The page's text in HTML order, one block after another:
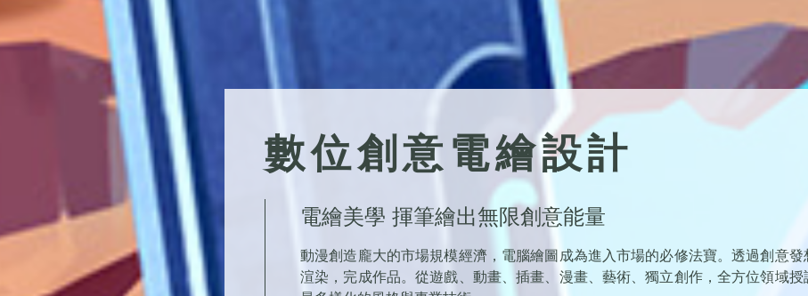
數位創意電繪設計
電繪美學 揮筆繪出無限創意能量
動漫創造龐大的市場規模經濟，電腦繪圖成為進入市場的必修法寶。透過創意
渲染，完成作品。從遊戲、動畫、插畫、漫畫、藝術、獨立創作，全方位領域